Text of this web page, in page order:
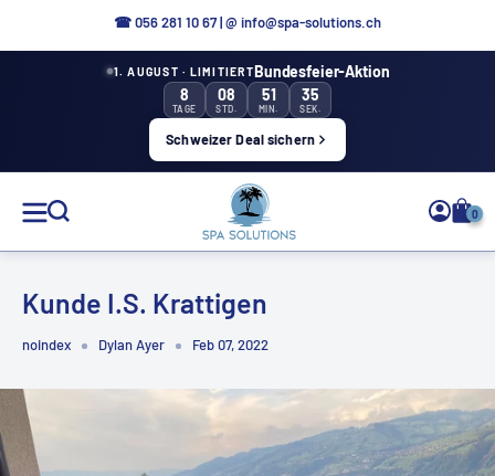
☎ 056 281 10 67|@ info@spa-solutions.ch
1. AUGUST · LIMITIERTBundesfeier-Aktion
8
TAGE
08
STD.
51
MIN.
35
SEK.
Schweizer Deal sichern
Solutions
0
Kunde I.S. Krattigen
noindex Dylan Ayer Feb 07, 2022